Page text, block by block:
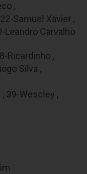
,
22-Samuel Xavier ,
Leandro Carvalho
8-Ricardinho ,
Silva ,
, 39-Wescley ,